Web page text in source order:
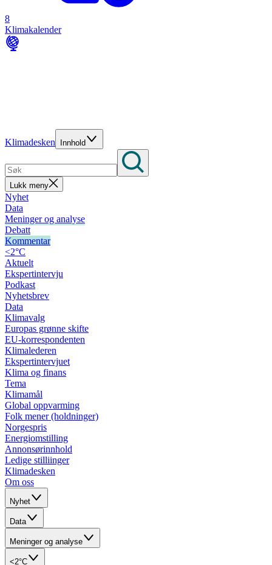
8
Klimakalender
Klimadesken Innhold
Lukk meny
Nyhet
Data
Meninger og analyse
Debatt
Kommentar
<2°C
Aktuelt
Ekspertintervju
Podkast
Nyhetsbrev
Data
Klimavalg
Europas grønne skifte
EU-korrespondenten
Klimalederen
Ekspertintervjuet
Klima og finans
Tema
Klimamål
Global oppvarming
Folk mener (holdninger)
Norgespris
Energiomstilling
Annonsørinnhold
Ledige stilliinger
Klimadesken
Om oss
Nyhet
Data
Meninger og analyse
<2°C